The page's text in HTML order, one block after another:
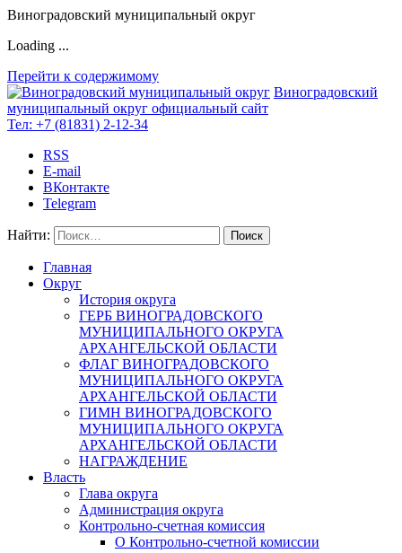
Виноградовский муниципальный округ
Loading ...
Перейти к содержимому
Виноградовский
муниципальный округ официальный сайт
Тел: +7 (81831) 2-12-34
RSS
E-mail
ВКонтакте
Telegram
Найти:
Главная
Округ
История округа
ГЕРБ ВИНОГРАДОВСКОГО
МУНИЦИПАЛЬНОГО ОКРУГА
АРХАНГЕЛЬСКОЙ ОБЛАСТИ
ФЛАГ ВИНОГРАДОВСКОГО
МУНИЦИПАЛЬНОГО ОКРУГА
АРХАНГЕЛЬСКОЙ ОБЛАСТИ
ГИМН ВИНОГРАДОВСКОГО
МУНИЦИПАЛЬНОГО ОКРУГА
АРХАНГЕЛЬСКОЙ ОБЛАСТИ
НАГРАЖДЕНИЕ
Власть
Глава округа
Администрация округа
Контрольно-счетная комиссия
О Контрольно-счетной комиссии